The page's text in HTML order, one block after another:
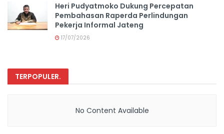
Heri Pudyatmoko Dukung Percepatan
Pembahasan Raperda Perlindungan
Pekerja Informal Jateng
17/07/2026
TERPOPULER.
No Content Available